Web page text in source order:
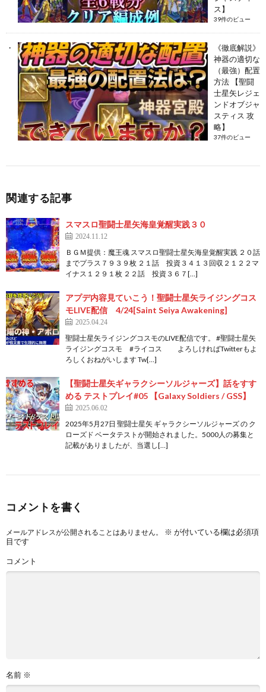
ス】
39件のビュー
《徹底解説》
神器の適切な
（最強）配置
方法 【聖闘
士星矢レジェ
ンドオブジャ
スティス 攻
略】
37件のビュー
関連する記事
スマスロ聖闘士星矢海皇覚醒実践３０
2024.11.12
ＢＧＭ提供：魔王魂 スマスロ聖闘士星矢海皇覚醒実践 ２０話
までプラス７９３９枚 ２１話 投資３４１３回収２１２２マ
イナス１２９１枚 ２２話 投資３６７[…]
アプデ内容見ていこう！聖闘士星矢ライジングコス
モLIVE配信 4/24[Saint Seiya Awakening]
2025.04.24
聖闘士星矢ライジングコスモのLIVE配信です。 #聖闘士星矢
ライジングコスモ #ライコス よろしければTwitterもよ
ろしくおねがいします Tw[…]
【聖闘士星矢ギャラクシーソルジャーズ】話をすす
める テストプレイ#05 【Galaxy Soldiers / GSS】
2025.06.02
2025年5月27日 聖闘士星矢 ギャラクシーソルジャーズ の ク
ローズド ベータテストが開始されました。5000人の募集と
記載がありましたが、当選し[…]
コメントを書く
メールアドレスが公開されることはありません。 ※ が付いている欄は必須項
目です
コメント
名前 ※